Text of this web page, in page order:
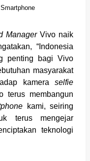
ManagerVivo naik
“Indonesia
penting bagi Vivo
masyarakat
kameraselfie
terus membangun
kami, seiring
terus mengejar
teknologi